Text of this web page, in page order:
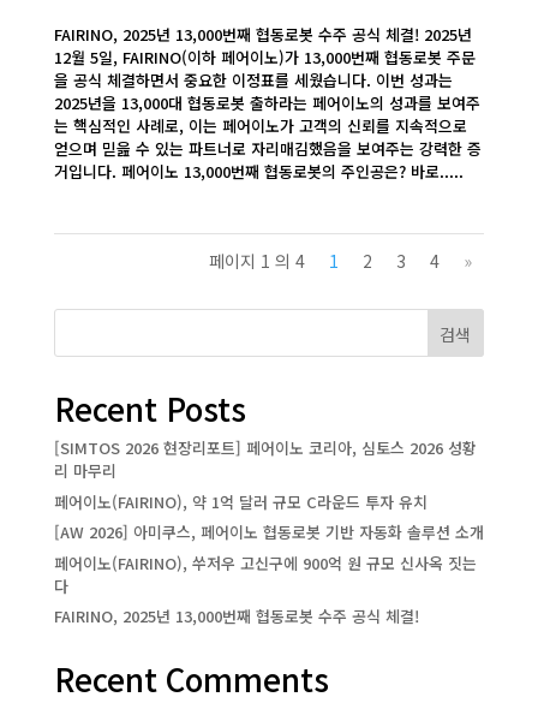
FAIRINO, 2025년 13,000번째 협동로봇 수주 공식 체결! 2025년
12월 5일, FAIRINO(이하 페어이노)가 13,000번째 협동로봇 주문
을 공식 체결하면서 중요한 이정표를 세웠습니다. 이번 성과는
2025년을 13,000대 협동로봇 출하라는 페어이노의 성과를 보여주
는 핵심적인 사례로, 이는 페어이노가 고객의 신뢰를 지속적으로
얻으며 믿읊 수 있는 파트너로 자리매김했음을 보여주는 강력한 증
거입니다. 페어이노 13,000번째 협동로봇의 주인공은? 바로.....
페이지 1 의 4 1 2 3 4 »
검색
Recent Posts
[SIMTOS 2026 현장리포트] 페어이노 코리아, 심토스 2026 성황
리 마무리
페어이노(FAIRINO), 약 1억 달러 규모 C라운드 투자 유치
[AW 2026] 아미쿠스, 페어이노 협동로봇 기반 자동화 솔루션 소개
페어이노(FAIRINO), 쑤저우 고신구에 900억 원 규모 신사옥 짓는
다
FAIRINO, 2025년 13,000번째 협동로봇 수주 공식 체결!
Recent Comments